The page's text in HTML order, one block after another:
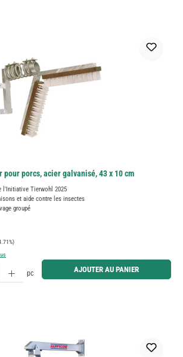
porcs, acier galvanisé, 43 x 10 cm
l'Initiative Tierwohl 2025
et aide contre les insectes
groupé
la quantité souhaitée ou utilisez les boutons pour augmenter ou
pc AJOUTER AU PANIER